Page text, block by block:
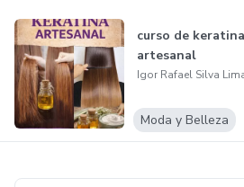
curso de keratina
artesanal
Igor Rafael Silva
Moda y Belleza